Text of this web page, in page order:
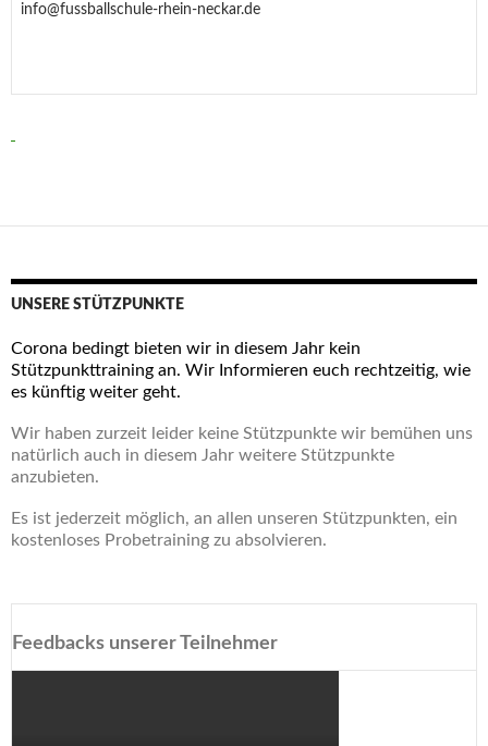
info@fussballschule-rhein-neckar.de
UNSERE STÜTZPUNKTE
Corona bedingt bieten wir in diesem Jahr kein
Stützpunkttraining an. Wir Informieren euch rechtzeitig, wie
es künftig weiter geht.
Wir haben zurzeit leider keine Stützpunkte wir bemühen uns
natürlich auch in diesem Jahr weitere Stützpunkte
anzubieten.
Es ist jederzeit möglich, an allen unseren Stützpunkten, ein
kostenloses Probetraining zu absolvieren.
Feedbacks unserer Teilnehmer